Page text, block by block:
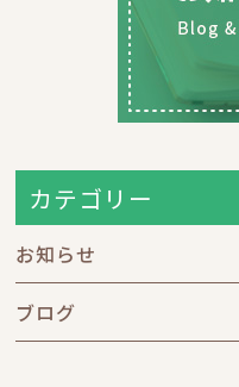
カテゴリー
お知らせ
ブログ
受付時間
お問い